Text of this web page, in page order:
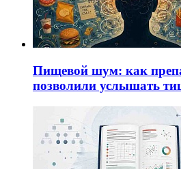
Пищевой шум: как
позволили услышать